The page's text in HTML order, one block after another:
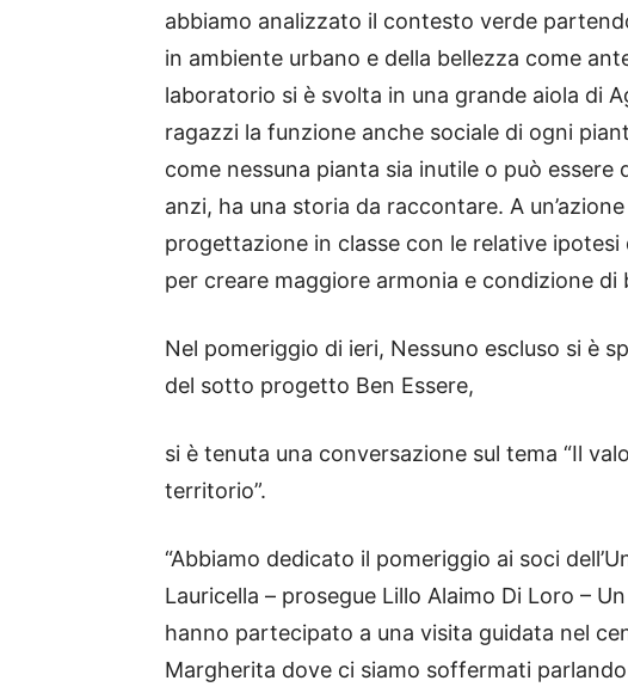
abbiamo analizzato il contesto verde
in ambiente urbano e della bellezza come
laboratorio si è svolta in una grande aiola di
ragazzi la funzione anche sociale di ogni
come nessuna pianta sia inutile o può
anzi, ha una storia da raccontare. A
progettazione in classe con le relative
per creare maggiore armonia e condizione di
Nel pomeriggio di ieri, Nessuno escluso si è
del sotto progetto Ben Essere,
si è tenuta una conversazione sul tema “Il
territorio”.
“Abbiamo dedicato il pomeriggio ai soci
Lauricella – prosegue Lillo Alaimo Di Loro –
hanno partecipato a una visita guidata nel
Margherita dove ci siamo soffermati